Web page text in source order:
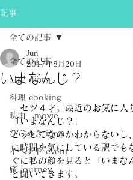
記事
全ての記事
日記 diary
料理 cooking
映画 movie
ひらめき idea
イベント event
旅 journey
全ての記事
いまなんじ？
Jun
2017年8月20日
セツ４才。最近のお気に入
「いまなんじ？」
どうしてなのかわからないし
に時間を気にしている訳でも
ぐに私の顔を見ると「いまな
と聞いてきます。